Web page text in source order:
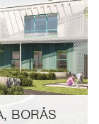
BORÅS